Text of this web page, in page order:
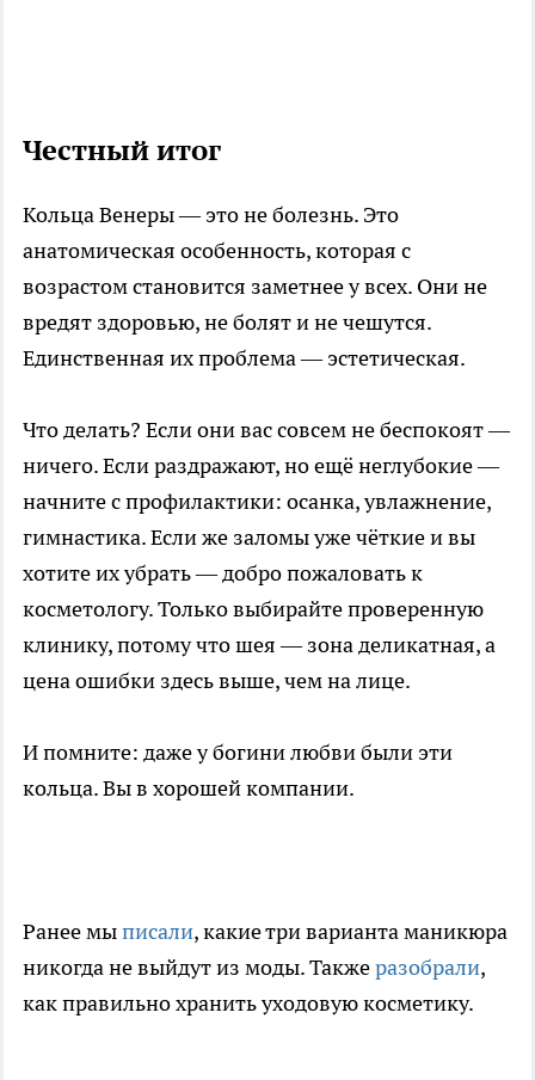
Честный итог
Кольца Венеры — это не болезнь. Это
анатомическая особенность, которая с
возрастом становится заметнее у всех. Они не
вредят здоровью, не болят и не чешутся.
Единственная их проблема — эстетическая.
Что делать? Если они вас совсем не беспокоят —
ничего. Если раздражают, но ещё неглубокие —
начните с профилактики: осанка, увлажнение,
гимнастика. Если же заломы уже чёткие и вы
хотите их убрать — добро пожаловать к
косметологу. Только выбирайте проверенную
клинику, потому что шея — зона деликатная, а
цена ошибки здесь выше, чем на лице.
И помните: даже у богини любви были эти
кольца. Вы в хорошей компании.
Ранее мыписали, какие три варианта маникюра
никогда не выйдут из моды. Такжеразобрали,
как правильно хранить уходовую косметику.